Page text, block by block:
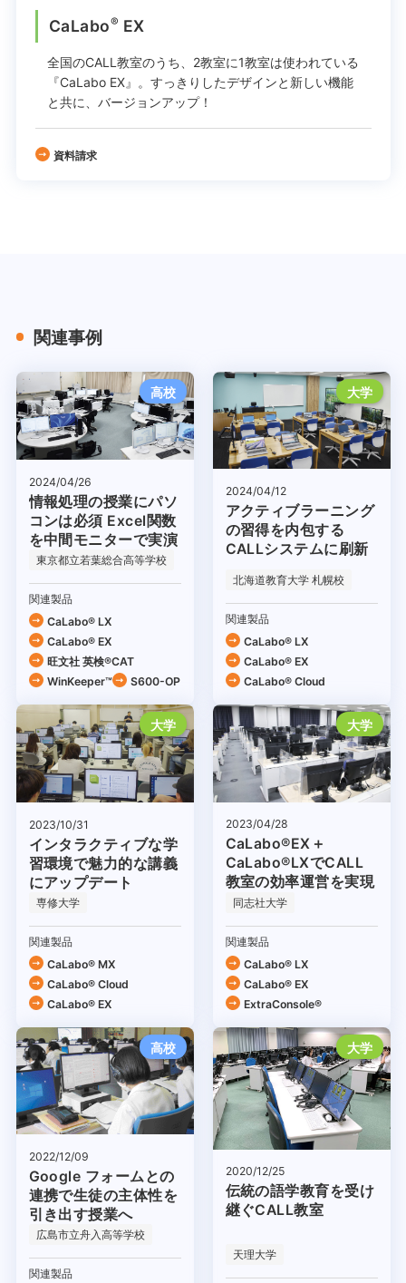
CaLabo® EX
全国のCALL教室のうち、2教室に1教室は使われている
『CaLabo EX』。 すっきりしたデザインと新しい機能
と共に、バージョンアップ！
資料請求
関連事例
高校
2024/04/26
情報処理の授業にパソ
コンは必須 Excel関数
を中間モニターで実演
東京都立若葉総合高等学校
関連製品
CaLabo® LX
CaLabo® EX
旺文社 英検®CAT
WinKeeper™
S600-OP
大学
2024/04/12
アクティブラーニング
の習得を内包する
CALLシステムに刷新
北海道教育大学 札幌校
関連製品
CaLabo® LX
CaLabo® EX
CaLabo®︎ Cloud
大学
2023/10/31
インタラクティブな学
習環境で魅力的な講義
にアップデート
専修大学
関連製品
CaLabo® MX
CaLabo®︎ Cloud
CaLabo® EX
大学
2023/04/28
CaLabo®EX＋
CaLabo®LXでCALL
教室の効率運営を実現
同志社大学
関連製品
CaLabo® LX
CaLabo® EX
ExtraConsole®
高校
2022/12/09
Google フォームとの
連携で生徒の主体性を
引き出す授業へ
広島市立舟入高等学校
関連製品
大学
2020/12/25
伝統の語学教育を受け
継ぐCALL教室
天理大学